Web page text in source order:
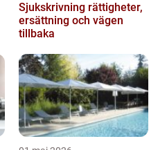
Sjukskrivning rättigheter,
ersättning och vägen
tillbaka